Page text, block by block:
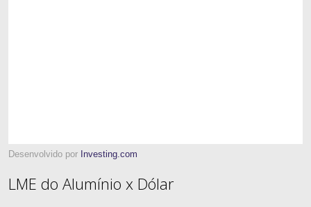
Desenvolvido por Investing.com
LME do Alumínio x Dólar